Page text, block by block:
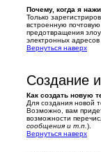
Почему, когда я
Только
встроенную
предотвращения
электронных
Вернуться наверх
Создание
Как создать новую
Для создания новой
Возможно, вам
возможности
сообщения и т.п. ).
Вернуться наверх